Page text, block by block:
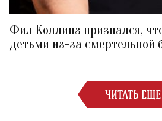
Фил Коллинз признался,
детьми из-за смертельной
ЧИТАТЬ ЕЩЕ